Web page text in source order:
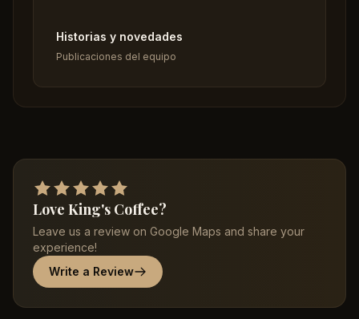
Historias y novedades
Publicaciones del equipo
Love King's Coffee?
Leave us a review on Google Maps and share your
experience!
Write a Review